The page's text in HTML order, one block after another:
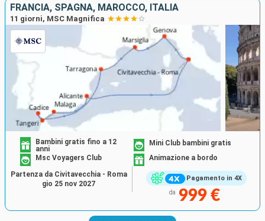
FRANCIA, SPAGNA, MAROCCO, ITALIA
11 giorni, MSC Magnifica
Pagamento in 4X
Bambini gratis fino a 12
anni
Mini Club bambini gratis
Msc Voyagers Club
Animazione a bordo
da 999 €
Partenza da Civitavecchia - Roma
gio 25 nov 2027